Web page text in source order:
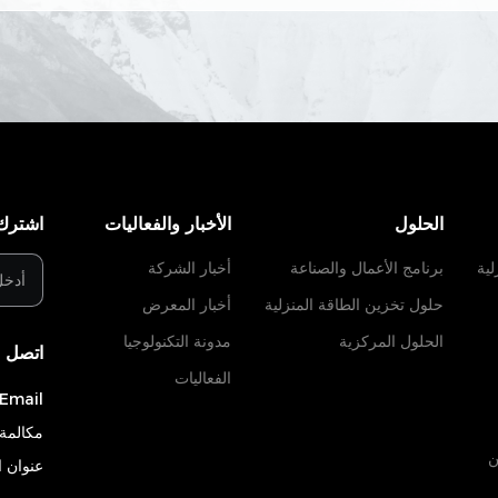
الحلول
برنامج الأعمال والصناعة
حلول تخزين الطاقة المنزلية
الحلول المركزية
الأخبار والفعاليات
أخبار الشركة
أخبار المعرض
مدونة التكنولوجيا
الفعاليات
اتصل
عنوان